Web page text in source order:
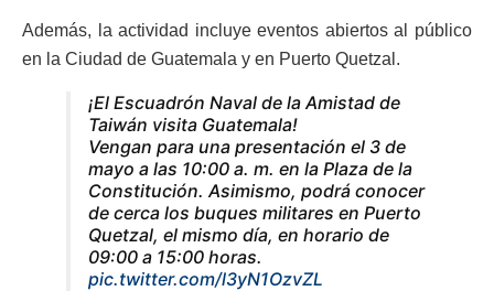
Además, la actividad incluye eventos abiertos al público
en la Ciudad de Guatemala y en Puerto Quetzal.
¡El Escuadrón Naval de la Amistad de
Taiwán visita Guatemala!
Vengan para una presentación el 3 de
mayo a las 10:00 a. m. en la Plaza de la
Constitución. Asimismo, podrá conocer
de cerca los buques militares en Puerto
Quetzal, el mismo día, en horario de
09:00 a 15:00 horas.
pic.twitter.com/l3yN1OzvZL